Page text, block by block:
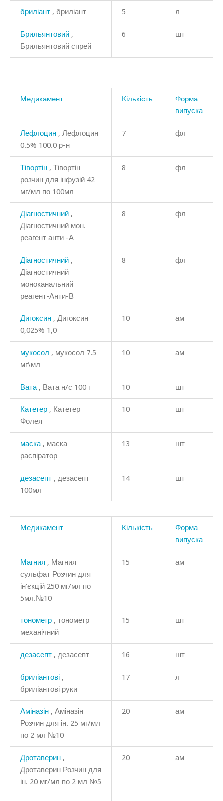
бриліант , бриліант 5 л
Брильянтовий ,
Брильянтовий спрей
6 шт
Медикамент Кількість
Форма
випуска
Лефлоцин , Лефлоцин
0.5% 100.0 р-н
7 фл
Тівортін , Тівортін
розчин для інфузій 42
мг/мл по 100мл
8 фл
Діагностичний ,
Діагностичний мон.
реагент анти -А
8 фл
Діагностичний ,
Діагностичний
моноканальний
реагент-Анти-В
8 фл
Дигоксин , Дигоксин
0,025% 1,0
10 ам
мукосол , мукосол 7.5
мг\мл
10 ам
Вата , Вата н/с 100 г 10 шт
Катетер , Катетер
Фолея
10 шт
маска , маска
распіратор
13 шт
дезасепт , дезасепт
100мл
14 шт
Медикамент Кількість
Форма
випуска
Магния , Магния
сульфат Розчин для
ін’єкцій 250 мг/мл по
5мл.№10
15 ам
тонометр , тонометр
механічний
15 шт
дезасепт , дезасепт 16 шт
бриліантові ,
бриліантові руки
17 л
Аміназін , Аміназін
Розчин для ін. 25 мг/мл
по 2 мл №10
20 ам
Дротаверин ,
Дротаверин Розчин для
ін. 20 мг/мл по 2 мл №5
20 ам